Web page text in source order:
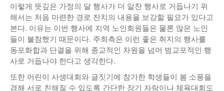
놀이공원
낚시/비치
골프
이렇게 뜻깊은 가정의 달 행사가 더 알찬 행사로 거듭나기 위
해서는 처음 마련한 경로 잔치의 내용을 보강할 필요가 있다고
본다. 이유는 이번 행사에 지역 노인회원들은 물론 많은 노인
들이 불참했기 때문이다. 주최측은 이런 좋은 취지의 행사를
동포화합과 단결을 위해 종교적인 차원을 넘어 범교포적인 행
사로 거듭나야 한다고 생각한다.
또한 어린이 사생대회와 글짓기에 참가한 학생들이 봄 소풍을
겸해 서로 친해질 수 있도록 간단한 장기 자랑이나 체육대회도